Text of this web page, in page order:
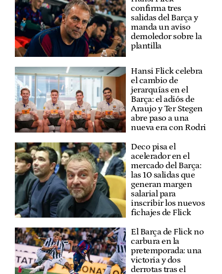
confirma tres
salidas del Barça y
manda un aviso
demoledor sobre la
plantilla
Hansi Flick celebra
el cambio de
jerarquías en el
Barça: el adiós de
Araujo y Ter Stegen
abre paso a una
nueva era con Rodri
Deco pisa el
acelerador en el
mercado del Barça:
las 10 salidas que
generan margen
salarial para
inscribir los nuevos
fichajes de Flick
El Barça de Flick no
carbura en la
pretemporada: una
victoria y dos
derrotas tras el